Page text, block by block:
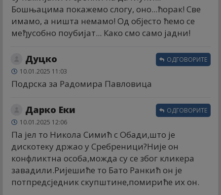
Бошњацима покажемо слогу, оно...ћорак! Све
имамо, а ништа немамо! Од објесто ћемо се
међусобно поубијат... Како смо само јадни!
Дуцко
10.01.2025 11:03
Подрска за Радомира Павловица
ОДГОВОРИТЕ
Дарко Еки
10.01.2025 12:06
Па јел то Никола Симић с Обади,што је
дискотеку држао у Сребреници?Није он
конфликтна особа,можда су се због кликера
завадили.Ријешиће то Бато Ранкић он је
потпредсједник скупштине,помириће их он.
ОДГОВОРИТЕ